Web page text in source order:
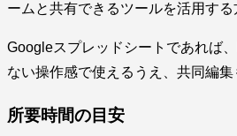
ームと共有できるツールを活用する
Googleスプレッドシートであれば
ない操作感で使えるうえ、共同編集
所要時間の目安